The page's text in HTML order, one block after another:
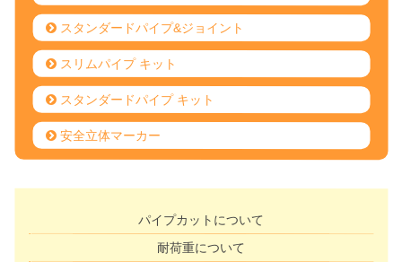
スタンダードパイプ&ジョイント
スリムパイプ キット
スタンダードパイプ キット
安全立体マーカー
パイプカットについて
耐荷重について